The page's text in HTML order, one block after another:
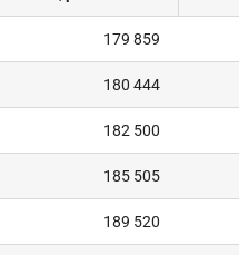
179 859
180 444
182 500
185 505
189 520